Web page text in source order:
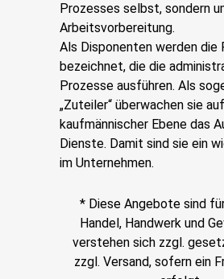
Prozesses selbst, sondern
Arbeitsvorbereitung.
Als Disponenten werden die
bezeichnet, die die
Prozesse ausführen. Als
„Zuteiler“ überwachen sie auf
kaufmännischer Ebene das
Dienste. Damit sind sie ein
im Unternehmen.
* Diese Angebote sind
Handel, Handwerk und
verstehen sich zzgl.
zzgl. Versand, sofern ein